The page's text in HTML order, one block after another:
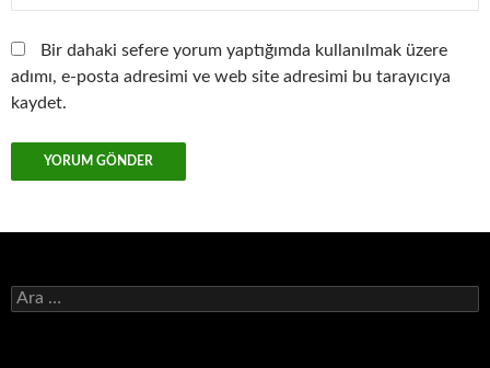
Bir dahaki sefere yorum yaptığımda kullanılmak üzere
adımı, e-posta adresimi ve web site adresimi bu tarayıcıya
kaydet.
Arama: